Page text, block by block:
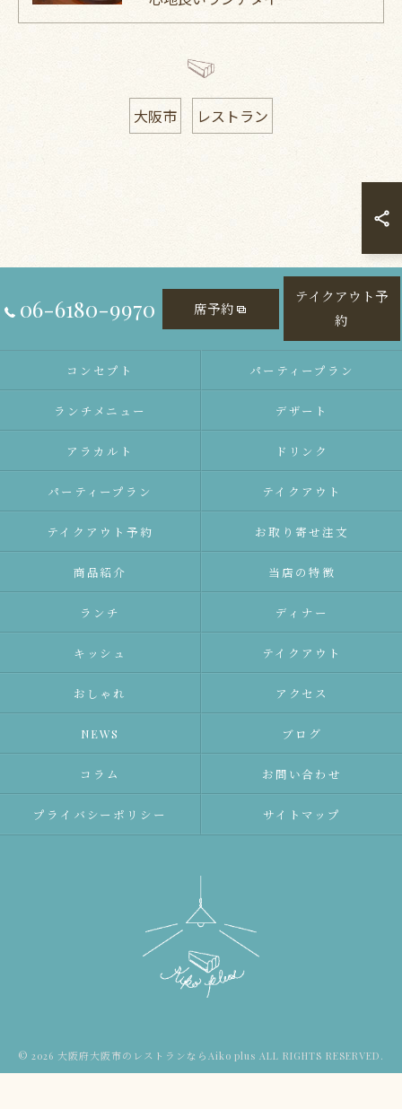
大阪市 レストラン
06-6180-9970 席予約
テイクアウト予
約
コンセプト パーティープラン
ランチメニュー デザート
アラカルト ドリンク
パーティープラン テイクアウト
テイクアウト予約 お取り寄せ注文
商品紹介 当店の特徴
ランチ ディナー
キッシュ テイクアウト
おしゃれ アクセス
NEWS ブログ
コラム お問い合わせ
プライバシーポリシー サイトマップ
© 2026 大阪府大阪市のレストランならAiko plus ALL RIGHTS RESERVED.